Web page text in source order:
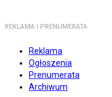
REKLAMA I PRENUMERATA
Reklama
Ogłoszenia
Prenumerata
Archiwum